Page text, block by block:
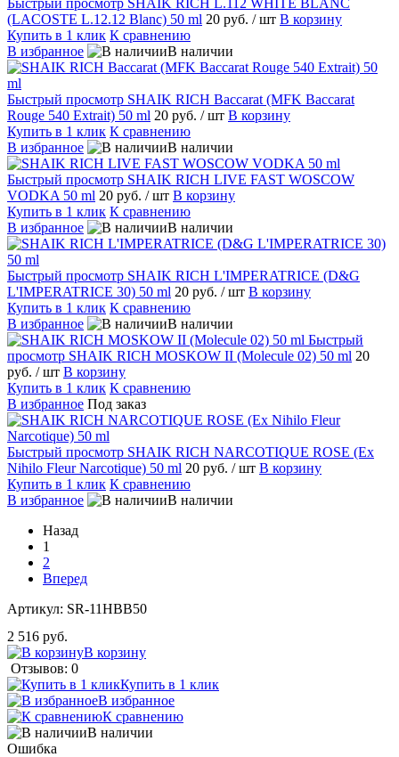
(LACOSTE L.12.12 Blanc) 50 ml 20 руб. / шт В корзину
Купить в 1 клик К сравнению
В избранное
В наличии
Быстрый просмотр SHAIK RICH Baccarat (MFK Baccarat
Rouge 540 Extrait) 50 ml 20 руб. / шт В корзину
Купить в 1 клик К сравнению
В избранное
В наличии
Быстрый просмотр SHAIK RICH LIVE FAST WOSCOW
VODKA 50 ml 20 руб. / шт В корзину
Купить в 1 клик К сравнению
В избранное
В наличии
Быстрый просмотр SHAIK RICH L'IMPERATRICE (D&G
L'IMPERATRICE 30) 50 ml 20 руб. / шт В корзину
Купить в 1 клик К сравнению
В избранное
В наличии
Быстрый
просмотр SHAIK RICH MOSKOW II (Molecule 02) 50 ml 20
руб. / шт В корзину
Купить в 1 клик К сравнению
В избранное Под заказ
Быстрый просмотр SHAIK RICH NARCOTIQUE ROSE (Ex
Nihilo Fleur Narcotique) 50 ml 20 руб. / шт В корзину
Купить в 1 клик К сравнению
В избранное
В наличии
Назад
1
2
Вперед
Артикул: SR-11HBB50
2 516 руб.
В корзину
Отзывов: 0
Купить в 1 клик
В избранное
К сравнению
В наличии
Ошибка